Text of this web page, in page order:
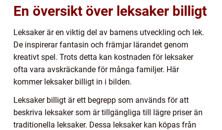
En översikt över leksaker billigt
Leksaker är en viktig del av barnens utveckling och lek.
De inspirerar fantasin och främjar lärandet genom
kreativt spel. Trots detta kan kostnaden för leksaker
ofta vara avskräckande för många familjer. Här
kommer leksaker billigt in i bilden.
Leksaker billigt är ett begrepp som används för att
beskriva leksaker som är tillgängliga till lägre priser än
traditionella leksaker. Dessa leksaker kan köpas från